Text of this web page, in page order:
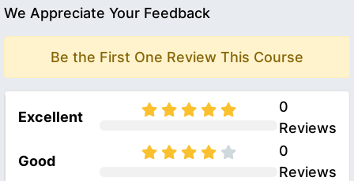
We Appreciate Your Feedback
Be the First One Review This Course
Excellent
0
Reviews
Good
0
Reviews